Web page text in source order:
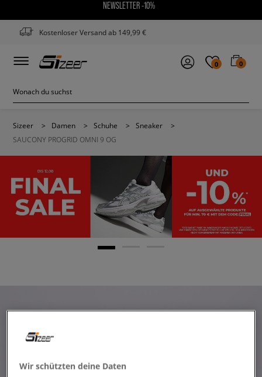
NEWSLETTER -10%
Kostenloser Versand ab 149,99 €
0 0
Sizeer > Damen > Schuhe > Sneaker
>
SAUCONY PROGRID OMNI 9 OG
Wir schützten deine Daten